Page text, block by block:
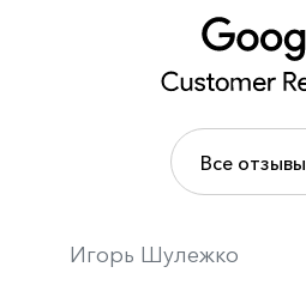
Все отзывы
Игорь Шулежко